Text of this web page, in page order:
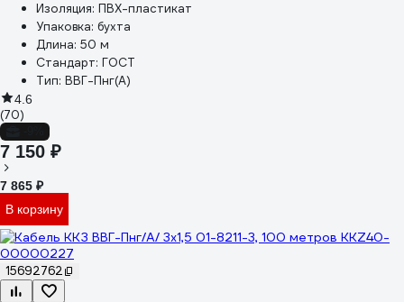
Изоляция: ПВХ-пластикат
Упаковка: бухта
Длина: 50 м
Стандарт: ГОСТ
Тип: ВВГ-Пнг(А)
4.6
(70)
7 150 ₽
7 865 ₽
В корзину
15692762